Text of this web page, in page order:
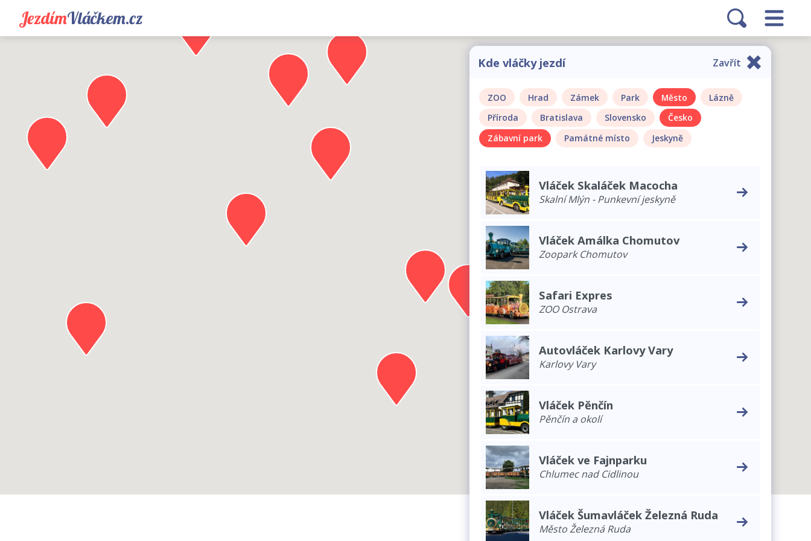
JezdímVláčkem.cz
Kde vláčky jezdí Zavřít
ZOO Hrad Zámek Park Město
Lázně
Příroda
Bratislava Slovensko
Česko
Zábavní park
Památné místo Jeskyně
Vláček Skaláček Macocha
Skalní Mlýn - Punkevní jeskyně
Vláček Amálka Chomutov
Zoopark Chomutov
Safari Expres
ZOO Ostrava
Autovláček Karlovy Vary
Karlovy Vary
Vláček Pěnčín
Pěnčín a okolí
Vláček ve Fajnparku
Chlumec nad Cidlinou
Vláček Šumavláček Železná Ruda
Město Železná Ruda